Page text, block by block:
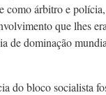
árbitro e
que lhes
de dominação
do bloco socialista